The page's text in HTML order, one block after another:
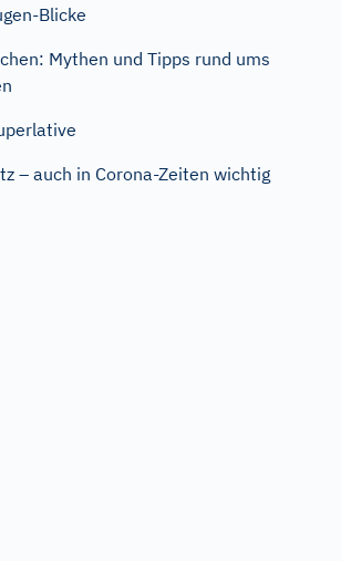
Blicke
Mythen und Tipps rund ums
– auch in Corona-Zeiten wichtig